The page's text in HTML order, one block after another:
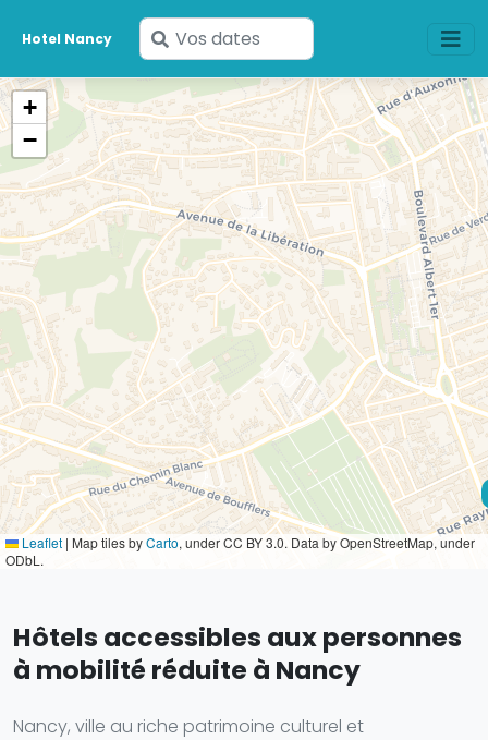
Hotel Nancy
Saisissez
vos
dates
+
−
Leaflet | Map tiles byCarto, under CC BY 3.0. Data by OpenStreetMap, under
ODbL.
Hôtels accessibles aux personnes
à mobilité réduite à Nancy
Nancy, ville au riche patrimoine culturel et